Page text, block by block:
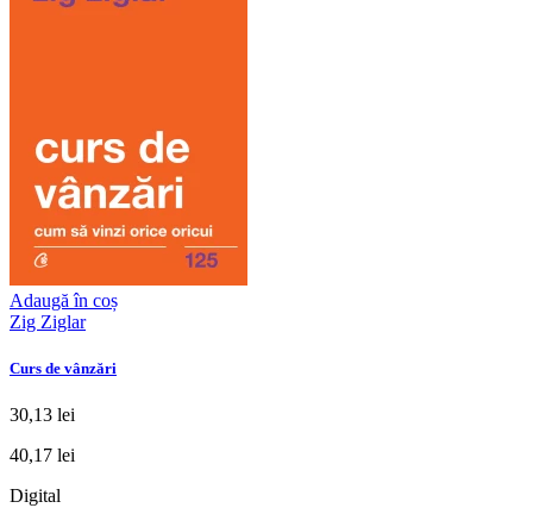
Adaugă în coș
Zig Ziglar
Curs de vânzări
30,13 lei
40,17 lei
Digital